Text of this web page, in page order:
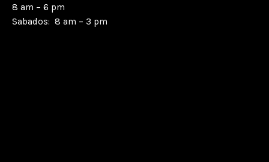
8 am – 6 pm
Sabados: 8 am – 3 pm